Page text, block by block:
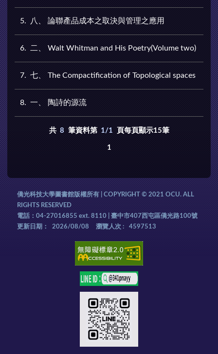
5 八、 論聯產品成本之取決與管理之應用
6 二、 Walt Whitman and His Poetry(Volume two)
7 七、 The Compactification of Topological spaces
8 一、 陶詩的源流
共 8 筆資料第 1/1 頁每頁顯示15筆
1
僑光科技大學圖書館版權所有 | COPYRIGHT © 2021 OCU. ALL
RIGHTS RESERVED
電話：04-27016855 ext. 8110 | 臺中市407西屯區僑光路100號
更新日期：
2026/08/08 瀏覽人次 : 4597513